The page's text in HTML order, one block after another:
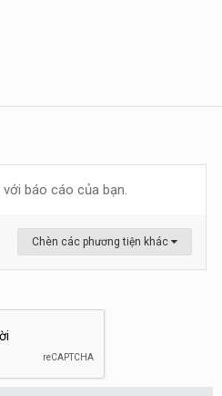
báo cáo của bạn.
Chèn các phương tiện khác